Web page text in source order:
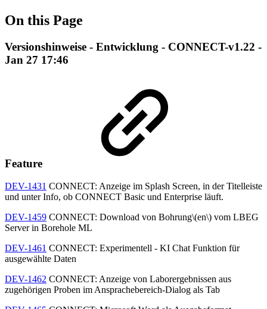
On this Page
Versionshinweise - Entwicklung - CONNECT-v1.22 -
Jan 27 17:46
Feature
DEV-1431 CONNECT: Anzeige im Splash Screen, in der Titelleiste
und unter Info, ob CONNECT Basic und Enterprise läuft.
DEV-1459 CONNECT: Download von Bohrung\(en\) vom LBEG
Server in Borehole ML
DEV-1461 CONNECT: Experimentell - KI Chat Funktion für
ausgewählte Daten
DEV-1462 CONNECT: Anzeige von Laborergebnissen aus
zugehörigen Proben im Ansprachebereich-Dialog als Tab